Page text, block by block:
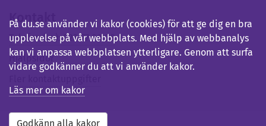
Kontakt
Telefon (vx): 023-77 80 00
Hjälpsidor
På du.se använder vi kakor (cookies) för att ge dig en bra
upplevelse på vår webbplats. Med hjälp av webbanalys
kan vi anpassa webbplatsen ytterligare. Genom att surfa
vidare godkänner du att vi använder kakor.
Läs mer om kakor
Godkänn alla kakor